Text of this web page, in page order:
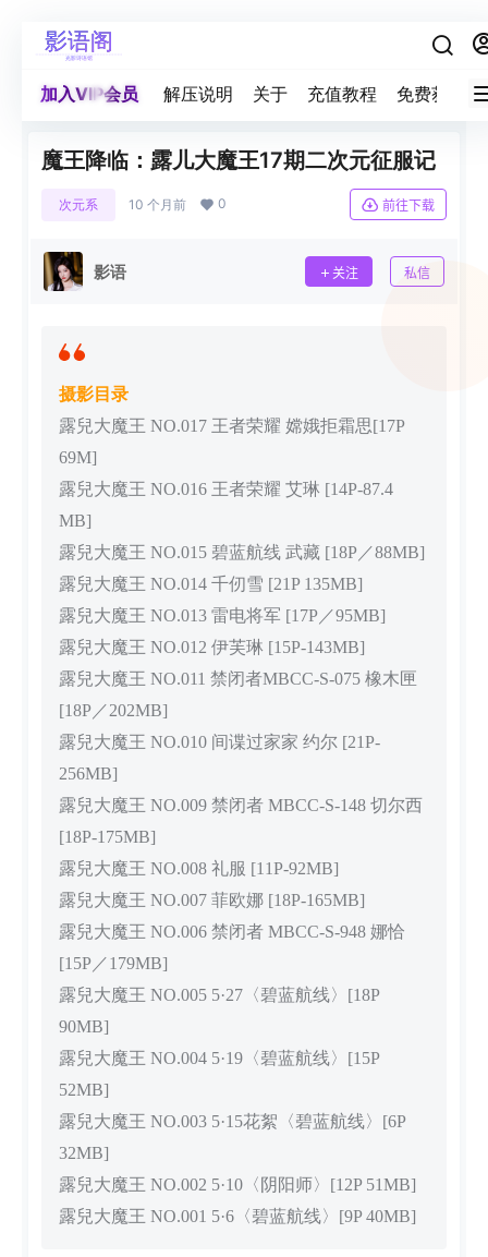
加入VIP会员 解压说明 关于 充值教程 免费获取积
魔王降临：露儿大魔王17期二次元征服记
次元系 10 个月前 0 前往下载
影语 关注 私信
摄影目录
露兒大魔王 NO.017 王者荣耀 嫦娥拒霜思[17P
69M]
露兒大魔王 NO.016 王者荣耀 艾琳 [14P-87.4
MB]
露兒大魔王 NO.015 碧蓝航线 武藏 [18P／88MB]
露兒大魔王 NO.014 千仞雪 [21P 135MB]
露兒大魔王 NO.013 雷电将军 [17P／95MB]
露兒大魔王 NO.012 伊芙琳 [15P-143MB]
露兒大魔王 NO.011 禁闭者MBCC-S-075 橡木匣
[18P／202MB]
露兒大魔王 NO.010 间谍过家家 约尔 [21P-
256MB]
露兒大魔王 NO.009 禁闭者 MBCC-S-148 切尔西
[18P-175MB]
露兒大魔王 NO.008 礼服 [11P-92MB]
露兒大魔王 NO.007 菲欧娜 [18P-165MB]
露兒大魔王 NO.006 禁闭者 MBCC-S-948 娜恰
[15P／179MB]
露兒大魔王 NO.005 5·27〈碧蓝航线〉[18P
90MB]
露兒大魔王 NO.004 5·19〈碧蓝航线〉[15P
52MB]
露兒大魔王 NO.003 5·15花絮〈碧蓝航线〉[6P
32MB]
露兒大魔王 NO.002 5·10〈阴阳师〉[12P 51MB]
露兒大魔王 NO.001 5·6〈碧蓝航线〉[9P 40MB]